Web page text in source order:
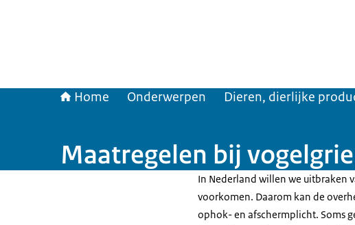
Home Onderwerpen Dieren, dierlijke
Maatregelen bij
In Nederland willen we uitbraken
voorkomen. Daarom kan de
ophok- en afschermplicht. Soms